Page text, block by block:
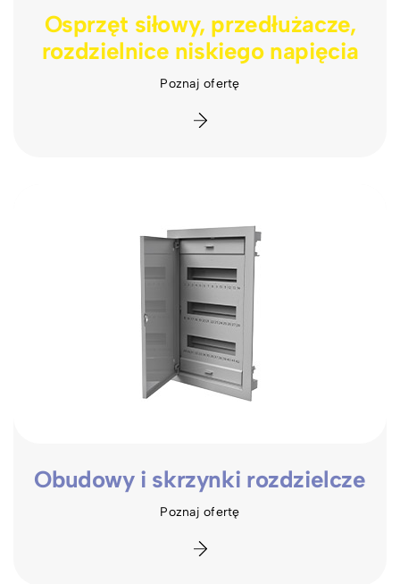
Osprzęt siłowy, przedłużacze,
rozdzielnice niskiego napięcia
Poznaj ofertę
Obudowy i skrzynki rozdzielcze
Poznaj ofertę